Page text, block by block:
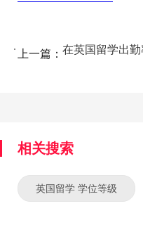
上一篇： 在英国留学出
相关搜索
英国留学 学位等级